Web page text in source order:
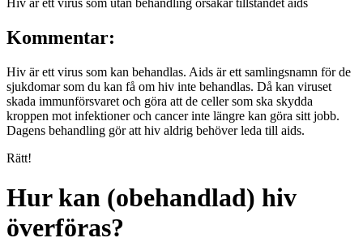
Hiv är ett virus som utan behandling orsakar tillståndet aids
Kommentar:
Hiv är ett virus som kan behandlas. Aids är ett samlingsnamn för de
sjukdomar som du kan få om hiv inte behandlas. Då kan viruset
skada immunförsvaret och göra att de celler som ska skydda
kroppen mot infektioner och cancer inte längre kan göra sitt jobb.
Dagens behandling gör att hiv aldrig behöver leda till aids.
Rätt!
Hur kan (obehandlad) hiv
överföras?